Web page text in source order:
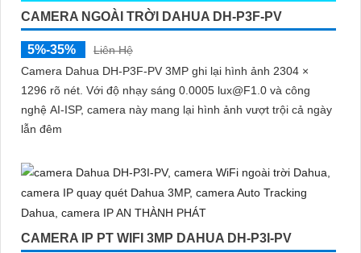
CAMERA NGOÀI TRỜI DAHUA DH-P3F-PV
5%-35%
Liên Hệ
Camera Dahua DH-P3F-PV 3MP ghi lại hình ảnh 2304 ×
1296 rõ nét. Với độ nhạy sáng 0.0005 lux@F1.0 và công
nghệ AI-ISP, camera này mang lại hình ảnh vượt trội cả ngày
lẫn đêm
CAMERA IP PT WIFI 3MP DAHUA DH-P3I-PV